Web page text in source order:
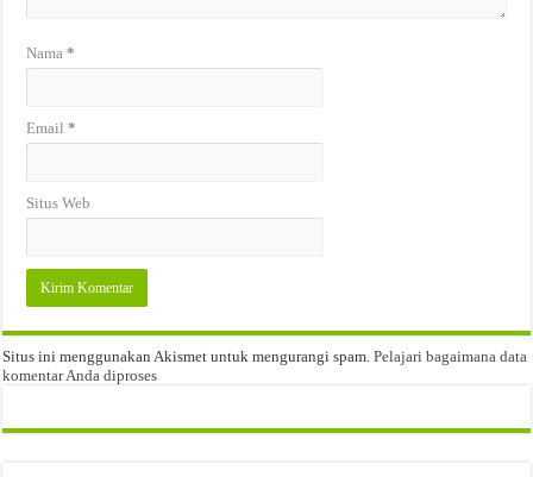
Nama*
Email*
Situs Web
Situs ini menggunakan Akismet untuk mengurangi spam.Pelajari bagaimana data
komentar Anda diproses